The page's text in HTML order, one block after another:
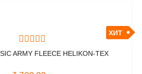
ХИТ
ARMY FLEECE HELIKON-TEX